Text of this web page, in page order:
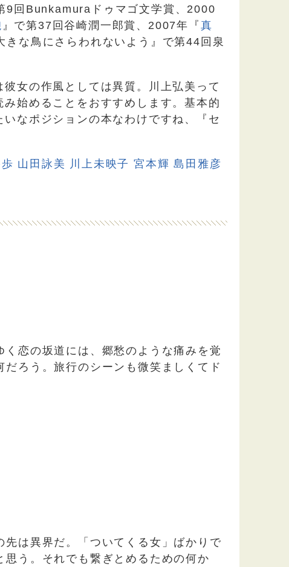
9回Bunkamuraドゥマゴ文学賞、2000
』で第37回谷崎潤一郎賞、2007年『 真
な鳥にさらわれないよう』で第44回泉
女の作風としては異質。川上弘美って
始めることをおすすめします。基本的
いなポジションの本なわけですね、『セ
山田詠美 川上未映子 宮本輝 島田雅彦
恋の坂道には、郷愁のような痛みを覚
ろう。旅行のシーンも微笑ましくてド
は異界だ。「ついてくる女」ばかりで
う。それでも繋ぎとめるための何か